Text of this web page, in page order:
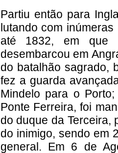
Partiu então para
lutando com
até 1832, em que
desembarcou em
do batalhão sagrado,
fez a guarda
Mindelo para o
Ponte Ferreira, foi
do duque da Terceira,
do inimigo, sendo em
general. Em 6 de